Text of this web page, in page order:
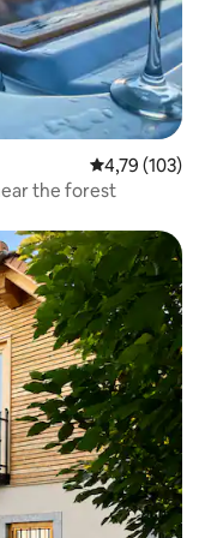
Średnia
4,79 (103)
the forest